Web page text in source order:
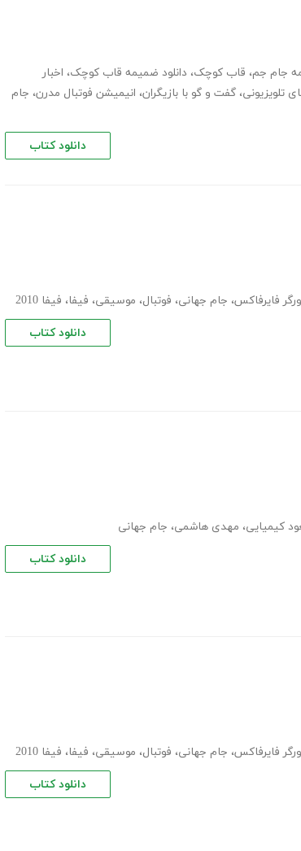
جام جم، قاب کوچک، دانلود ضمیمه قاب کوچک، اخبار
تلویزیونی، گفت و گو با بازیگران، انیمیشن فوتبال مدرن، جام
دانلود کتاب
فایرفاکس، جام جهانی، فوتبال، موسیقی، فیفا، فیفا 2010
دانلود کتاب
کیمیایی، مهدی هاشمی، جام جهانی
دانلود کتاب
فایرفاکس، جام جهانی، فوتبال، موسیقی، فیفا، فیفا 2010
دانلود کتاب